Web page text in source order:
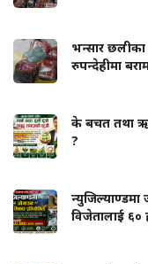
भन्सार
रुपन्देहीमा
के बचत तथा ऋण
?
न्युजिल्याण्डमा
विजेतालाई ६०